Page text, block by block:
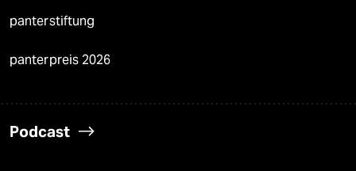
panterstiftung
panterpreis 2026
Podcast